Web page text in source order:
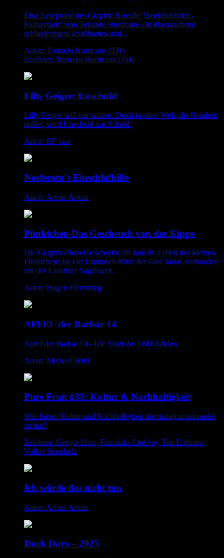
Eine Leseprobe der Graphic Novelle "Seelenmörder -
Fullversion" von Tornado Hurricane - in überraschend
schlagfertigen, knallharten und...
Autor: Tornado Hurricane (TH)
Zeichner: Tornado Hurricane (TH)
Lilly Geiger: Unschuld
Lilly Geiger will nur tanzen. Doch in einer Welt, die Reinheit
opfert, wird Unschuld zur Schuld.
Autor: BF two
Nosferatu´s Einschlafhilfe
Autor: Armer Armin
Pünktchen-Das Gescheuch von der Kippe
Die Graphic-Novel beschreibt ein Jahr im Leben des kleinen
Pünktchens im Ort Laubusch Mitte der 60er Jahre, verbunden
mit der Lausitzer Sagenwelt.
Autor: Hagen Flemming
APFEL der Barbar 14
Apfel der Barbar 14 - Die Stadt der 1000 Säulen
Autor: Michael Wild
Pure Fruit #33: Kultur & Nachhaltigkeit
Was haben Kultur und Nachhaltigkeit überhaupt miteinander
zu tun?
Zeichner: Gregor Hinz, Franziska Ludwig, Tim Eckhorst,
Volker Sponholz
Ich würde das nicht tun
Autor: Armer Armin
Duck Days – 2025